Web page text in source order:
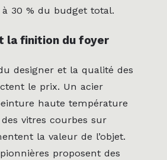
30 % du budget total.
la finition du foyer
designer et la qualité des
le prix. Un acier
haute température
vitres courbes sur
la valeur de l’objet.
proposent des